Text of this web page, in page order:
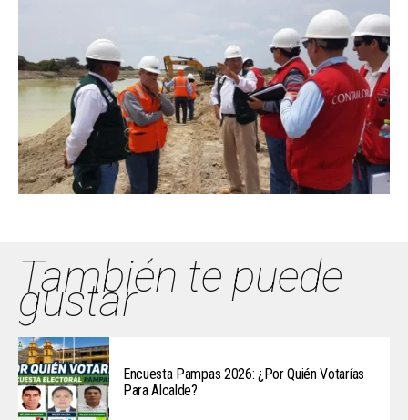
También te puede
gustar
Encuesta Pampas 2026: ¿Por Quién Votarías
Para Alcalde?